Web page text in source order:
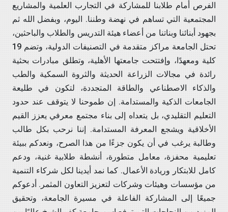
الفرص أمام طلابنا للمشاركة في التجارب العلمية والمشاريع
المجتمعية التي تساهم في نهضة وطننا. اليوم، وبفضل الله ثم
بجهود أبنائنا وبناتنا من أعضاء هيئة التدريس والطلاب والباحثين،
تحتل الجامعة مراكز متقدمة في التصنيفات الدولية، وتضم 19
كلية ومعهدًا، وإفتتحت جامعتها الأهلية، وتطلق مبادرات بحثية
رائدة في مجالات الزراعة الحديثة والثروة السمكية والطب
والذكاء الاصطناعي والطاقة المتجددة، لتكون في طليعة
الجامعات الذكية والمستدامة. إن طموحنا لا يتوقف عند حدود
التعليم التقليدي، بل يتعداه إلى بناء مجتمع معرفي يعزز القيم
الأخلاقية ويشجع المعرفة المستدامة. إننا نرحب بكل طالب
وطالبة يرغب في أن يكون جزءًا من هذا الصرح، ونعدكم ببيئة
تعليمية محفزة، معامل متطورة، أنشطة طلابية غنية، ودعم
كامل للابتكار وريادة الأعمال. كما نمد أيدينا لكل شركاء التنمية
من مؤسسات وهيئات وشركات لتعزيز التعاون المثمر. أدعوكم
جميعًا إلى المشاركة الفاعلة في مسيرة الجامعة، وتحقيق